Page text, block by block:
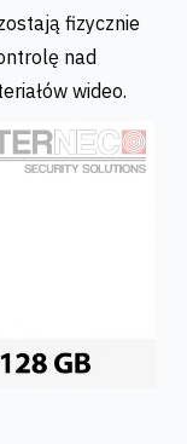
fizycznie
nad
wideo.